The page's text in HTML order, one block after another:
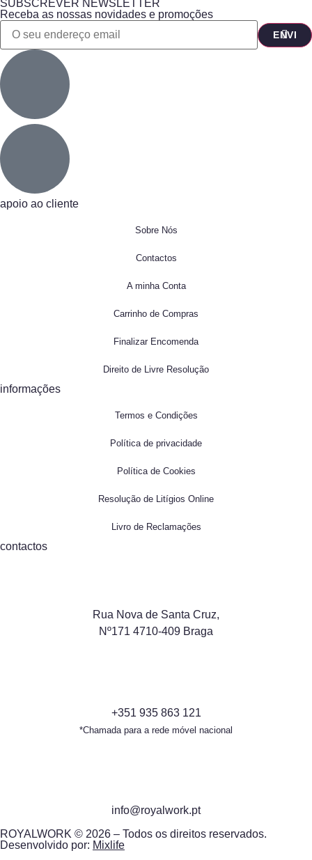
SUBSCREVER NEWSLETTER
Receba as nossas novidades e promoções
apoio ao cliente
Sobre Nós
Contactos
A minha Conta
Carrinho de Compras
Finalizar Encomenda
Direito de Livre Resolução
informações
Termos e Condições
Política de privacidade
Política de Cookies
Resolução de Litígios Online
Livro de Reclamações
contactos
Rua Nova de Santa Cruz,
Nº171 4710-409 Braga
+351 935 863 121
*Chamada para a rede móvel nacional
info@royalwork.pt
ROYALWORK © 2026 – Todos os direitos reservados.
Desenvolvido por: Mixlife